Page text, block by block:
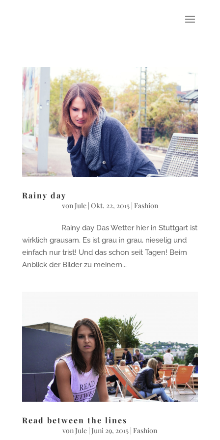
Rainy day
vonJule| Okt. 22, 2015| Fashion
Rainy day Das Wetter hier in Stuttgart ist
wirklich grausam. Es ist grau in grau, nieselig und
einfach nur trist! Und das schon seit Tagen! Beim
Anblick der Bilder zu meinem...
Read between the lines
vonJule |Juni 29, 2015 | Fashion